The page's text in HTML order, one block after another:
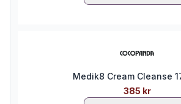
Medik8 Cream Cleanse
385 kr